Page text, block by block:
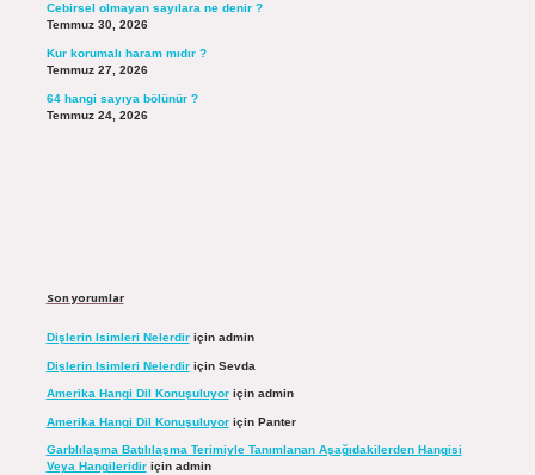
Cebirsel olmayan sayılara ne denir ?
Temmuz 30, 2026
Kur korumalı haram mıdır ?
Temmuz 27, 2026
64 hangi sayıya bölünür ?
Temmuz 24, 2026
Son yorumlar
Dişlerin Isimleri Nelerdiriçin admin
Dişlerin Isimleri Nelerdiriçin Sevda
Amerika Hangi Dil Konuşuluyoriçin admin
Amerika Hangi Dil Konuşuluyoriçin Panter
Garblılaşma Batılılaşma Terimiyle Tanımlanan Aşağıdakilerden Hangisi
Veya Hangileridiriçin admin